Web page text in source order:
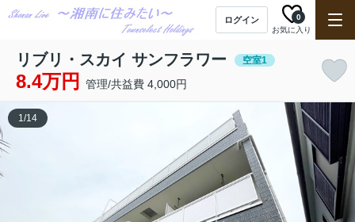
ログイン
お気に入り
0
リブリ・スカイ サンフラワー 空室1
8.4万円 管理/共益費 4,000円
1/14